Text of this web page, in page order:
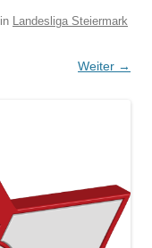
in Landesliga Steiermark
Weiter →